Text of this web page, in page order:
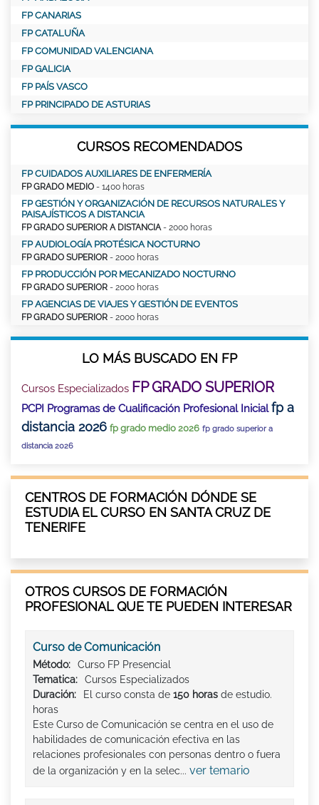
FP CANARIAS
FP CATALUÑA
FP COMUNIDAD VALENCIANA
FP GALICIA
FP PAÍS VASCO
FP PRINCIPADO DE ASTURIAS
CURSOS RECOMENDADOS
FP CUIDADOS AUXILIARES DE ENFERMERÍA
FP GRADO MEDIO - 1400 horas
FP GESTIÓN Y ORGANIZACIÓN DE RECURSOS NATURALES Y
PAISAJÍSTICOS A DISTANCIA
FP GRADO SUPERIOR A DISTANCIA - 2000 horas
FP AUDIOLOGÍA PROTÉSICA NOCTURNO
FP GRADO SUPERIOR - 2000 horas
FP PRODUCCIÓN POR MECANIZADO NOCTURNO
FP GRADO SUPERIOR - 2000 horas
FP AGENCIAS DE VIAJES Y GESTIÓN DE EVENTOS
FP GRADO SUPERIOR - 2000 horas
LO MÁS BUSCADO EN FP
Cursos Especializados FP GRADO SUPERIOR
PCPI Programas de Cualificación Profesional Inicial fp a
distancia 2026 fp grado medio 2026 fp grado superior a
distancia 2026
CENTROS DE FORMACIÓN DÓNDE SE
ESTUDIA EL CURSO EN SANTA CRUZ DE
TENERIFE
OTROS CURSOS DE FORMACIÓN
PROFESIONAL QUE TE PUEDEN INTERESAR
Curso de Comunicación
Método:
Curso FP Presencial
Tematica:
Cursos Especializados
Duración:
El curso consta de 150 horas de estudio.
horas
Este Curso de Comunicación se centra en el uso de
habilidades de comunicación efectiva en las
relaciones profesionales con personas dentro o fuera
de la organización y en la selec... ver temario